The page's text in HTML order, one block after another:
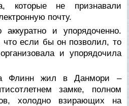
которые не признавали
почту.
и упорядоченно.
если бы он позволил, то
и упорядочила
Флинн жил в Данмори –
замке, полном
холодно взирающих на